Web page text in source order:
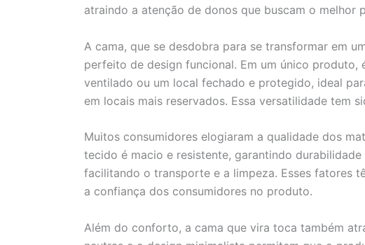
atraindo a atenção de donos que buscam o melhor
A cama, que se desdobra para se transformar em
perfeito de design funcional. Em um único
ventilado ou um local fechado e protegido, ideal
em locais mais reservados. Essa versatilidade tem
Muitos consumidores elogiaram a qualidade dos
tecido é macio e resistente, garantindo
facilitando o transporte e a limpeza. Esses fatores
a confiança dos consumidores no produto.
Além do conforto, a cama que vira toca também